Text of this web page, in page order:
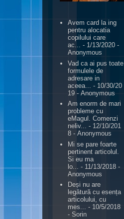
Avem card la ing
pentru alocatia
copilului care
ac... - 1/13/2020 -
Anonymous
Vad ca ai pus toate
formulele de
adresare in
aceea...
- 10/30/20
19 - Anonymous
Am enorm de mari
probleme cu
eMagul. Comenzi
neliv... - 12/10/201
8 - Anonymous
Mi se pare foarte
pertinent articolul.
Si eu ma
lo...
- 11/13/2018 -
Anonymous
Deși nu are
legătură cu esența
articolului, cu
mes... - 10/5/2018
- Sorin